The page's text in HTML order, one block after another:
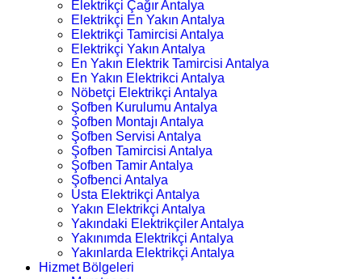
Elektrikçi Çağır Antalya
Elektrikçi En Yakın Antalya
Elektrikçi Tamircisi Antalya
Elektrikçi Yakın Antalya
En Yakın Elektrik Tamircisi Antalya
En Yakın Elektrikci Antalya
Nöbetçi Elektrikçi Antalya
Şofben Kurulumu Antalya
Şofben Montajı Antalya
Şofben Servisi Antalya
Şofben Tamircisi Antalya
Şofben Tamir Antalya
Şofbenci Antalya
Usta Elektrikçi Antalya
Yakın Elektrikçi Antalya
Yakındaki Elektrikçiler Antalya
Yakınımda Elektrikçi Antalya
Yakınlarda Elektrikçi Antalya
Hizmet Bölgeleri